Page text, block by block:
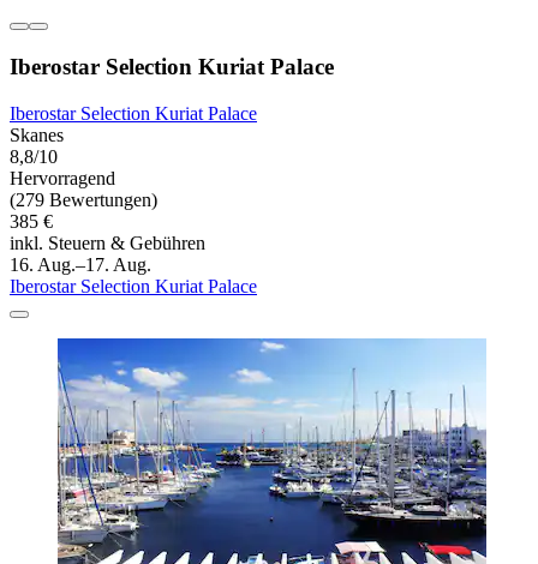
Iberostar Selection Kuriat Palace
Iberostar Selection Kuriat Palace
Skanes
8,8/10
Hervorragend
(279 Bewertungen)
385 €
inkl. Steuern & Gebühren
16. Aug.–17. Aug.
Iberostar Selection Kuriat Palace